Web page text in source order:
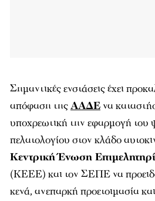
Σημαντικές ενστάσεις έχει
απόφαση τηςΑΑΔΕ να
υποχρεωτική την εφαρμογή του
πελατολογίου στον κλάδο
Κεντρική Ένωση
(ΚΕΕΕ) και τον ΣΕΠΕ να
κενά, ανεπαρκή προετοιμασία